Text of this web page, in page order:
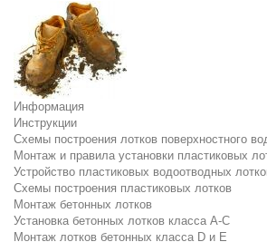
Информация
Инструкции
Схемы построения лотков поверхностного
Монтаж и правила установки пластиковых
Устройство пластиковых водоотводных
Схемы построения пластиковых лотков
Монтаж бетонных лотков
Установка бетонных лотков класса A-C
Монтаж лотков бетонных класса D и E